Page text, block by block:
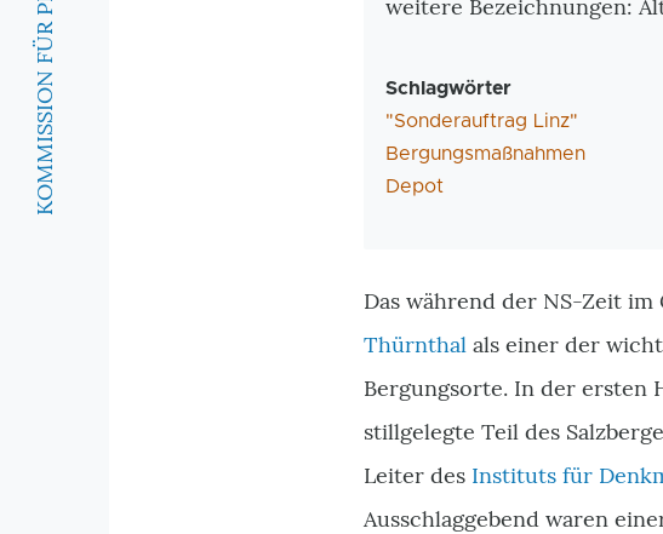
Zusatzinformationen
weitere Bezeichnungen:
Schlagwörter
"Sonderauftrag Linz"
Bergungsmaßnahmen
Depot
Das während der NS-Zeit im
Thürnthal als einer der
Bergungsorte. In der ersten
stillgelegte Teil des
Leiter des Instituts für
Ausschlaggebend waren